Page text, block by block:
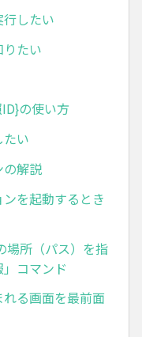
したい
たい
の使い方
い
の解説
を起動するとき
場所（パス）を指
コマンド
る画面を最前面